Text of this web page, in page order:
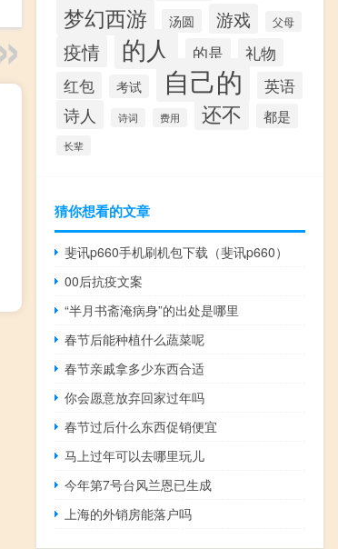
梦幻西游 汤圆 游戏 父母
疫情 的人 的是 礼物
红包 考试 自己的 英语
诗人 诗词 费用 还不 都是
长辈
猜你想看的文章
斐讯p660手机刷机包下载（斐讯p660）
00后抗疫文案
“半月书斋淹病身”的出处是哪里
春节后能种植什么蔬菜呢
春节亲戚拿多少东西合适
你会愿意放弃回家过年吗
春节过后什么东西促销便宜
马上过年可以去哪里玩儿
今年第7号台风兰恩已生成
上海的外销房能落户吗